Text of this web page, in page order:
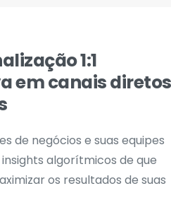
1:1
em canais diretos
de negócios e suas equipes
algorítmicos de que
os resultados de suas